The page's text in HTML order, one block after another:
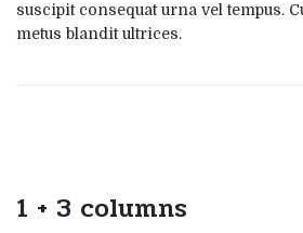
suscipit consequat urna vel tempus.
metus blandit ultrices.
1 + 3 columns